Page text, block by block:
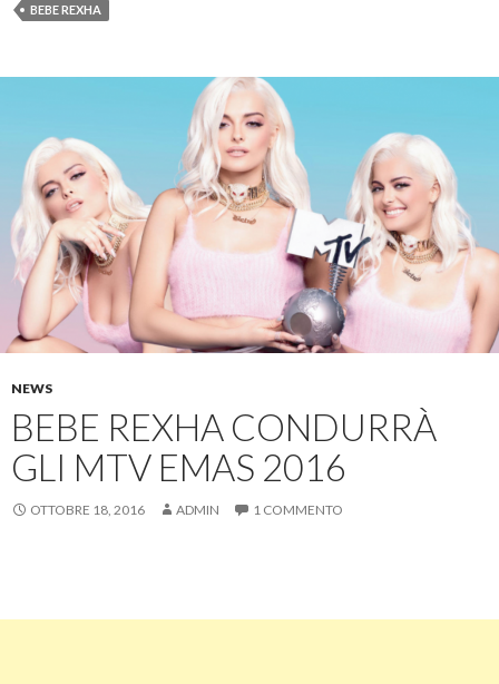
BEBE REXHA
NEWS
BEBE REXHA CONDURRÀ
GLI MTV EMAS 2016
OTTOBRE 18, 2016 ADMIN 1 COMMENTO